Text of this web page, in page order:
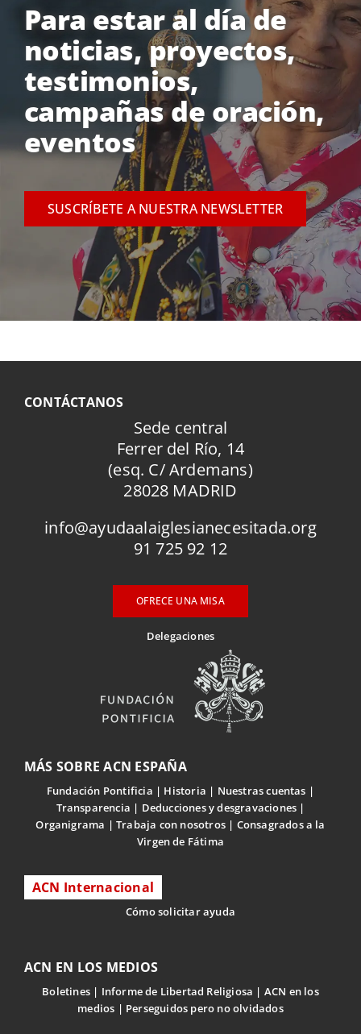
Para estar al día de
noticias, proyectos,
testimonios,
campañas de oración,
eventos
SUSCRÍBETE A NUESTRA NEWSLETTER
CONTÁCTANOS
Sede central
Ferrer del Río, 14
(esq. C/ Ardemans)
28028 MADRID
info@ayudaalaiglesianecesitada.org
91 725 92 12
OFRECE UNA MISA
Delegaciones
MÁS SOBRE ACN ESPAÑA
Fundación Pontificia Historia
Nuestras cuentas
Transparencia
Deducciones y desgravaciones
Organigrama
Trabaja con nosotros
Consagrados a la
Virgen de Fátima
ACN Internacional
Cómo solicitar ayuda
ACN EN LOS MEDIOS
Boletines Informe de Libertad Religiosa
ACN en los
medios
Perseguidos pero no olvidados